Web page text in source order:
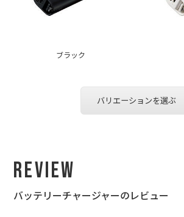
ブラック
バリエーションを選ぶ
Review
バッテリーチャージャーのレビュー